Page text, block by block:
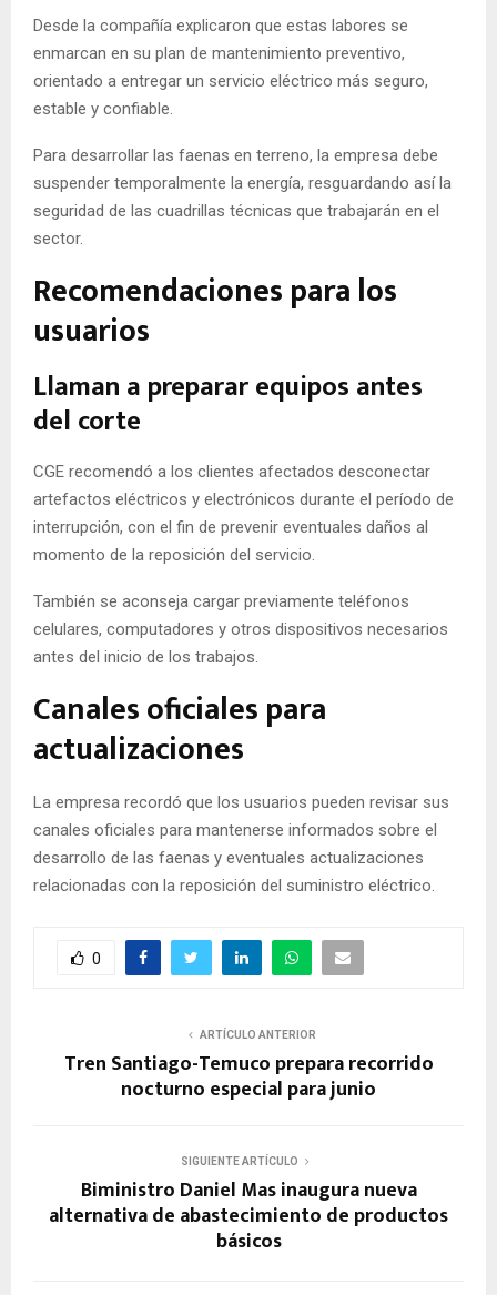
Desde la compañía explicaron que estas labores se
enmarcan en su plan de mantenimiento preventivo,
orientado a entregar un servicio eléctrico más seguro,
estable y confiable.
Para desarrollar las faenas en terreno, la empresa debe
suspender temporalmente la energía, resguardando así la
seguridad de las cuadrillas técnicas que trabajarán en el
sector.
Recomendaciones para los
usuarios
Llaman a preparar equipos antes
del corte
CGE recomendó a los clientes afectados desconectar
artefactos eléctricos y electrónicos durante el período de
interrupción, con el fin de prevenir eventuales daños al
momento de la reposición del servicio.
También se aconseja cargar previamente teléfonos
celulares, computadores y otros dispositivos necesarios
antes del inicio de los trabajos.
Canales oficiales para
actualizaciones
La empresa recordó que los usuarios pueden revisar sus
canales oficiales para mantenerse informados sobre el
desarrollo de las faenas y eventuales actualizaciones
relacionadas con la reposición del suministro eléctrico.
0
ARTÍCULO ANTERIOR
Tren Santiago-Temuco prepara recorrido
nocturno especial para junio
SIGUIENTE ARTÍCULO
Biministro Daniel Mas inaugura nueva
alternativa de abastecimiento de productos
básicos